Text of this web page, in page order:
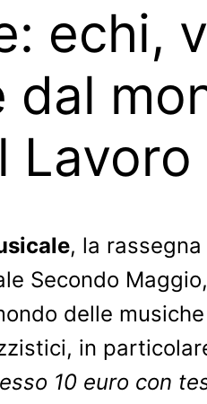
echi,
dal
, la
Secondo
delle
in
10 euro con